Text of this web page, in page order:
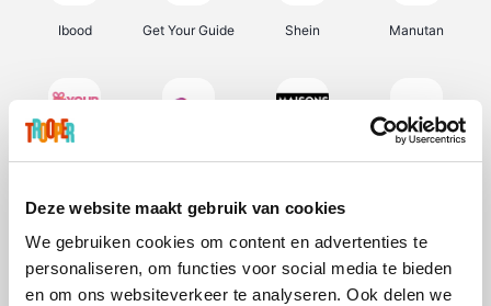
Deze website maakt gebruik van cookies
We gebruiken cookies om content en advertenties te
personaliseren, om functies voor social media te bieden
en om ons websiteverkeer te analyseren. Ook delen we
Ibood Get Your Guide Shein Manutan